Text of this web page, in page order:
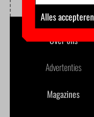
Over ons
Advertenties
Magazines
Alles accepteren